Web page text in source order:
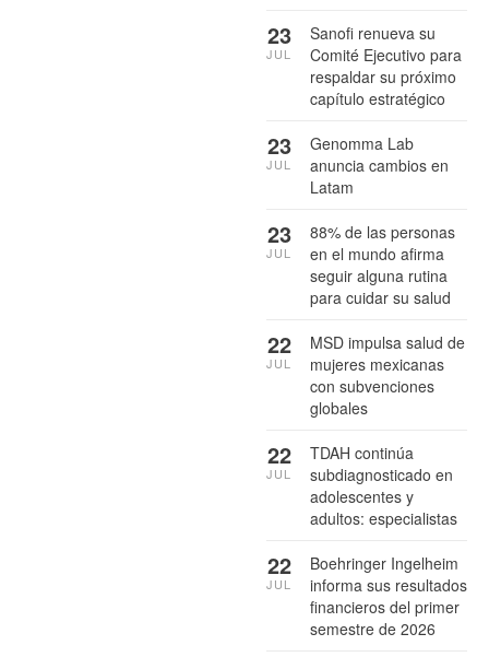
Sanofi renueva su
Comité Ejecutivo para
respaldar su próximo
capítulo estratégico
23
JUL
Genomma Lab
anuncia cambios en
Latam
23
JUL
88% de las personas
en el mundo afirma
seguir alguna rutina
para cuidar su salud
23
JUL
MSD impulsa salud de
mujeres mexicanas
con subvenciones
globales
22
JUL
TDAH continúa
subdiagnosticado en
adolescentes y
adultos: especialistas
22
JUL
Boehringer Ingelheim
informa sus resultados
financieros del primer
semestre de 2026
22
JUL